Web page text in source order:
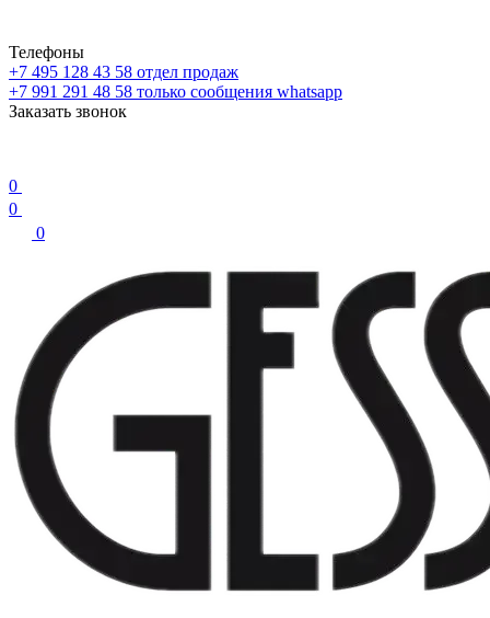
Телефоны
+7 495 128 43 58 отдел продаж
+7 991 291 48 58 только сообщения whatsapp
Заказать звонок
0
0
0